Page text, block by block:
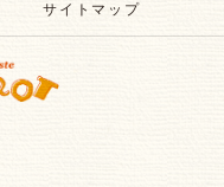
サイトマップ